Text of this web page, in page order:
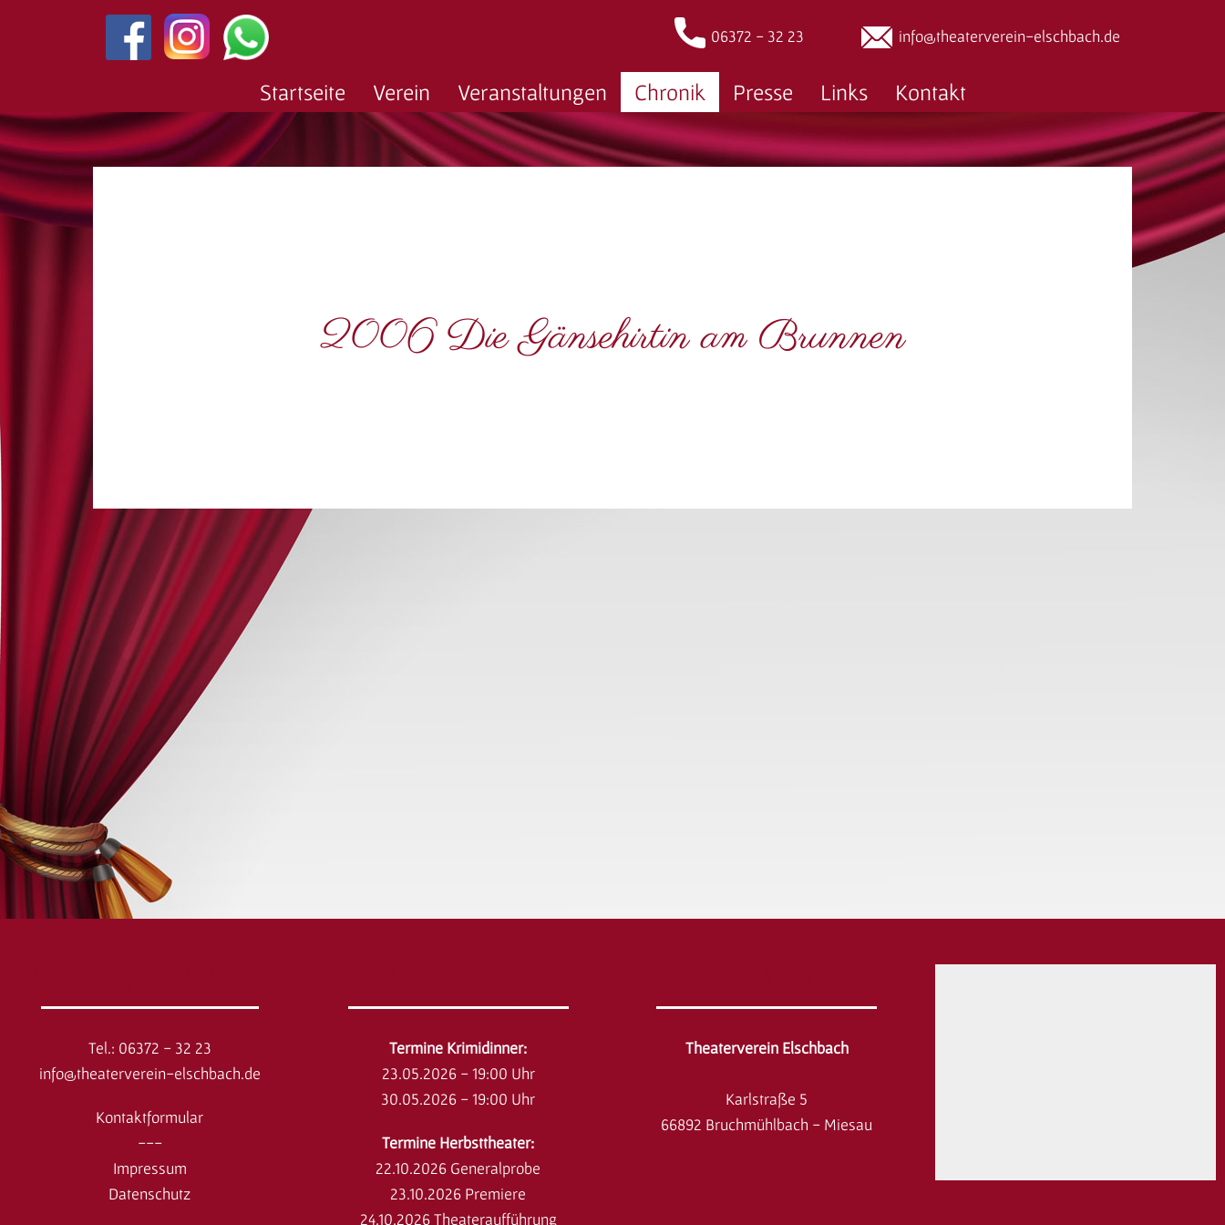
06372 - 32 23 info@theaterverein-elschbach.de
Startseite Verein Veranstaltungen Chronik Presse Links Kontakt
2006 Die Gänsehirtin am Brunnen
Tel.: 06372 - 32 23
info@theaterverein-elschbach.de
Kontaktformular
---
Impressum
Datenschutz
​Termine Krimidinner:
23.05.2026 - 19:00 Uhr
30.05.2026 - 19:00 Uhr
Termine Herbsttheater:
22.10.2026 Generalprobe
23.10.2026 Premiere
24.10.2026 Theateraufführung
Theaterverein Elschbach
Karlstraße 5
66892 Bruchmühlbach - Miesau